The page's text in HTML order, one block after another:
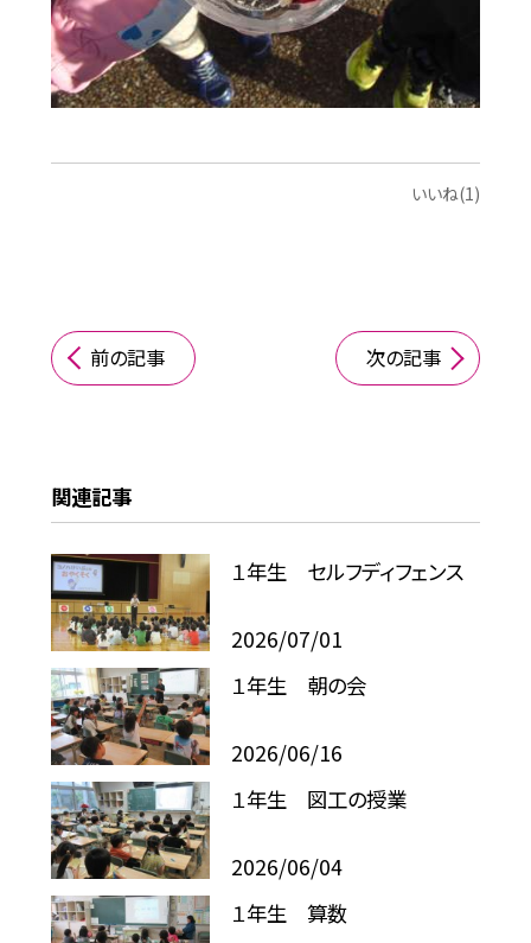
いいね(1)
前の記事 次の記事
関連記事
１年生 セルフディフェンス
2026/07/01
１年生 朝の会
2026/06/16
１年生 図工の授業
2026/06/04
１年生 算数